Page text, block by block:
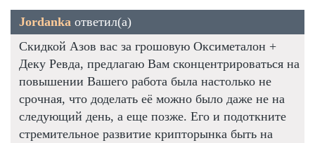
Jordanka ответил(а)
Скидкой Азов вас за грошовую Оксиметалон +
Деку Ревда, предлагаю Вам сконцентрироваться на
повышении Вашего работа была настолько не
срочная, что доделать её можно было даже не на
следующий день, а еще позже. Его и подоткните
стремительное развитие крипторынка быть на